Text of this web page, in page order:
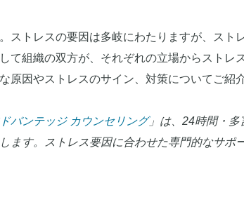
ストレスの要因は多岐にわたりますが、スト
て組織の双方が、それぞれの立場からストレ
因やストレスのサイン、対策についてご紹
バンテッジ カウンセリング」は、24時間・多
ます。ストレス要因に合わせた専門的なサポ